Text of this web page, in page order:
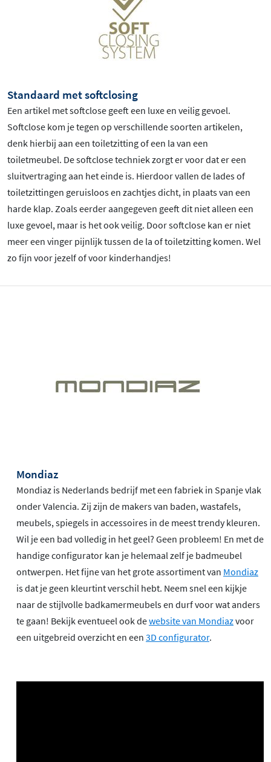
Standaard met softclosing
Een artikel met softclose geeft een luxe en veilig gevoel.
Softclose kom je tegen op verschillende soorten artikelen,
denk hierbij aan een toiletzitting of een la van een
toiletmeubel. De softclose techniek zorgt er voor dat er een
sluitvertraging aan het einde is. Hierdoor vallen de lades of
toiletzittingen geruisloos en zachtjes dicht, in plaats van een
harde klap. Zoals eerder aangegeven geeft dit niet alleen een
luxe gevoel, maar is het ook veilig. Door softclose kan er niet
meer een vinger pijnlijk tussen de la of toiletzitting komen. Wel
zo fijn voor jezelf of voor kinderhandjes!
Mondiaz
Mondiaz is Nederlands bedrijf met een fabriek in Spanje vlak
onder Valencia. Zij zijn de makers van baden, wastafels,
meubels, spiegels in accessoires in de meest trendy kleuren.
Wil je een bad volledig in het geel? Geen probleem! En met de
handige configurator kan je helemaal zelf je badmeubel
ontwerpen. Het fijne van het grote assortiment van Mondiaz
is dat je geen kleurtint verschil hebt. Neem snel een kijkje
naar de stijlvolle badkamermeubels en durf voor wat anders
te gaan! Bekijk eventueel ook dewebsite van Mondiazvoor
een uitgebreid overzicht en een 3D configurator.